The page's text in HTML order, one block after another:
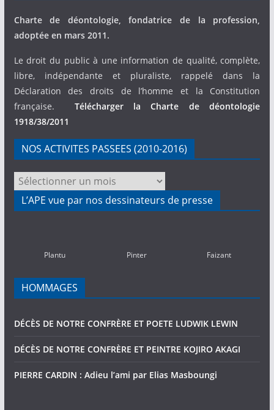
Charte de déontologie, fondatrice de la profession,
adoptée en mars 2011.
Le droit du public à une information de qualité, complète,
libre, indépendante et pluraliste, rappelé dans la
Déclaration des droits de l’homme et la Constitution
française. Télécharger la Charte de déontologie
1918/38/2011
NOS ACTIVITES PASSEES (2010-2016)
NOS
ACTIVITES
PASSEES
L’APE vue par nos dessinateurs de presse
Plantu Pinter Faizant
HOMMAGES
DÉCÈS DE NOTRE CONFRÈRE ET POETE LUDWIK LEWIN
DÉCÈS DE NOTRE CONFRÈRE ET PEINTRE KOJIRO AKAGI
PIERRE CARDIN : Adieu l’ami par Elias Masboungi